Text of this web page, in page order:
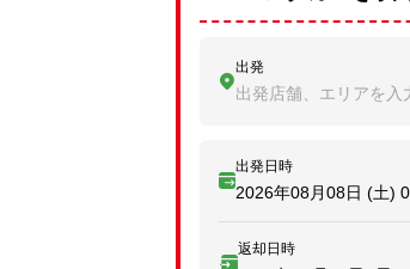
出発
出発店舗、エリアを入
出発日時
2026年08月08日 (土)
返却日時